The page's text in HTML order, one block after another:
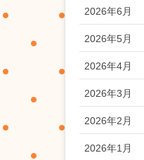
2026年6月
2026年5月
2026年4月
2026年3月
2026年2月
2026年1月